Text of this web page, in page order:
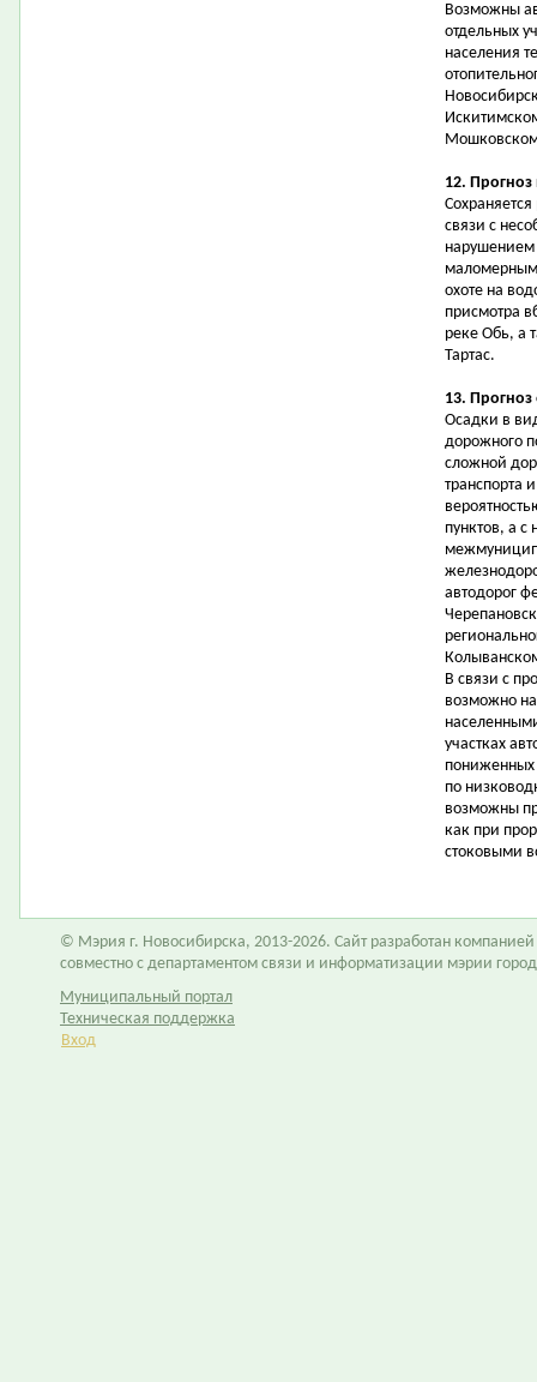
Возможны
отдельных
населения
12.
связи с
нарушением
охоте на
присмотра
реке Обь, а
Тартас.
13. Прогноз
Осадки в
дорожного
сложной
транспорта
пунктов, а
автодорог
В связи с
возможно
участках
пониженных
по
возможны
как при
стоковыми
© Мэрия г. Новосибирска, 2013-2026. Сайт разработан компанией
совместно с департаментом связи и информатизации мэрии
Муниципальный портал
Техническая поддержка
Вход